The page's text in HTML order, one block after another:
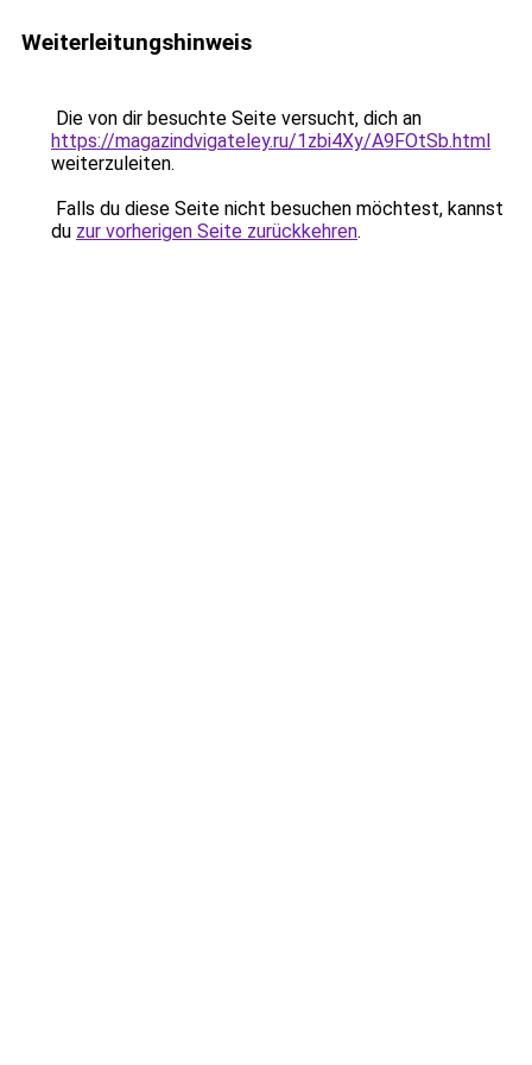
Weiterleitungshinweis
Die von dir besuchte Seite versucht, dich an
https://magazindvigateley.ru/1zbi4Xy/A9FOtSb.html
weiterzuleiten.
Falls du diese Seite nicht besuchen möchtest, kannst
du zur vorherigen Seite zurückkehren.